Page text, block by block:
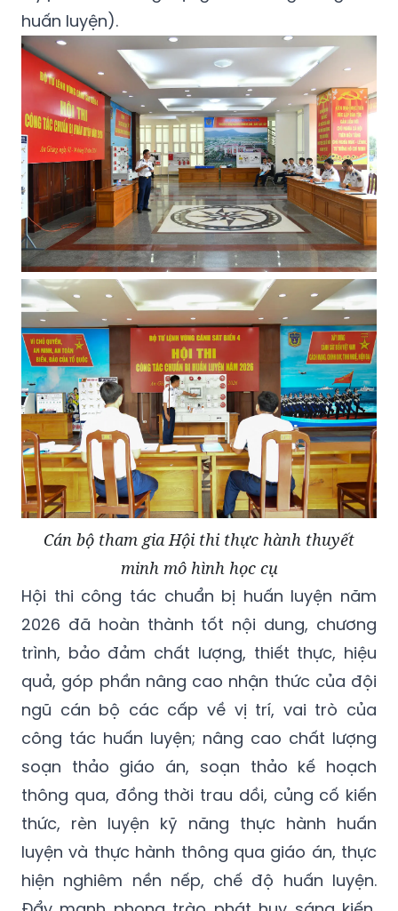
huấn luyện).
Cán bộ tham gia Hội thi thực hành thuyết
minh mô hình học cụ
Hội thi công tác chuẩn bị huấn luyện năm
2026 đã hoàn thành tốt nội dung, chương
trình, bảo đảm chất lượng, thiết thực, hiệu
quả, góp phần nâng cao nhận thức của đội
ngũ cán bộ các cấp về vị trí, vai trò của
công tác huấn luyện; nâng cao chất lượng
soạn thảo giáo án, soạn thảo kế hoạch
thông qua, đồng thời trau dồi, củng cố kiến
thức, rèn luyện kỹ năng thực hành huấn
luyện và thực hành thông qua giáo án, thực
hiện nghiêm nền nếp, chế độ huấn luyện.